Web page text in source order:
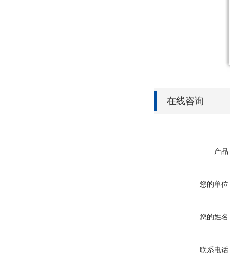
在线咨询
产品
您的单位
您的姓名
联系电话